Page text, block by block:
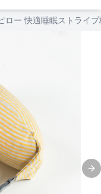
ロー 快適睡眠ストライ